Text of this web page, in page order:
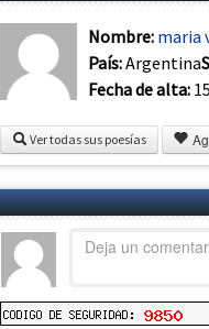
Nombre: maria
País:Argentina
Fecha de alta:
Ver todas sus poesías